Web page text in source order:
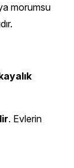
morumsu
. Evlerin